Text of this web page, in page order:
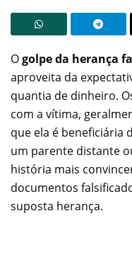
Ogolpe da herança
aproveita da
quantia de dinheiro.
com a vítima,
que ela é beneficiária
um parente distante
história mais
documentos
suposta herança.